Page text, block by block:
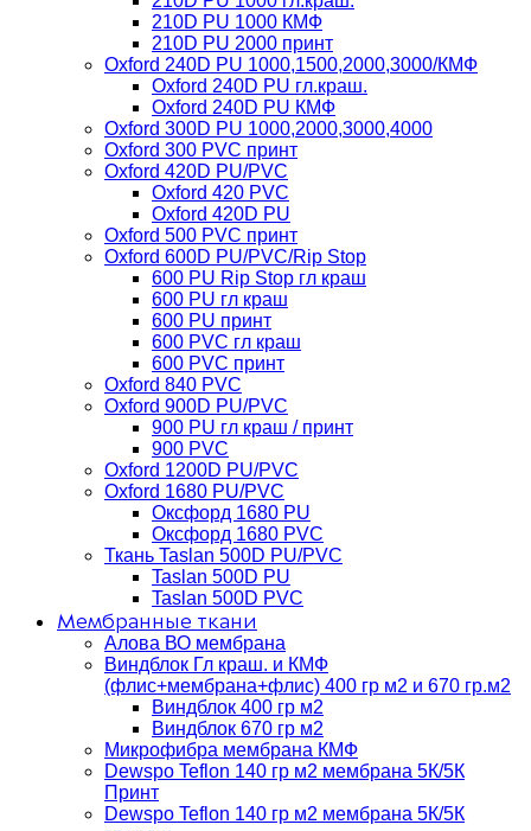
210D PU 1000 КМФ
210D PU 2000 принт
Oxford 240D PU 1000,1500,2000,3000/КМФ
Oxford 240D PU гл.краш.
Oxford 240D PU КМФ
Oxford 300D PU 1000,2000,3000,4000
Oxford 300 PVC принт
Oxford 420D PU/PVC
Oxford 420 PVC
Oxford 420D PU
Oxford 500 PVC принт
Oxford 600D PU/PVC/Rip Stop
600 PU Rip Stop гл краш
600 PU гл краш
600 PU принт
600 PVC гл краш
600 PVC принт
Oxford 840 PVC
Oxford 900D PU/PVC
900 PU гл краш / принт
900 PVC
Oxford 1200D PU/PVC
Oxford 1680 PU/PVC
Оксфорд 1680 PU
Оксфорд 1680 PVC
Ткань Taslan 500D PU/PVC
Taslan 500D PU
Taslan 500D PVC
Мембранные ткани
Алова ВО мембрана
Виндблок Гл краш. и КМФ
(флис+мембрана+флис) 400 гр м2 и 670 гр.м2
Виндблок 400 гр м2
Виндблок 670 гр м2
Микрофибра мембрана КМФ
Dewspo Teflon 140 гр м2 мембрана 5К/5К
Принт
Dewspo Teflon 140 гр м2 мембрана 5К/5К